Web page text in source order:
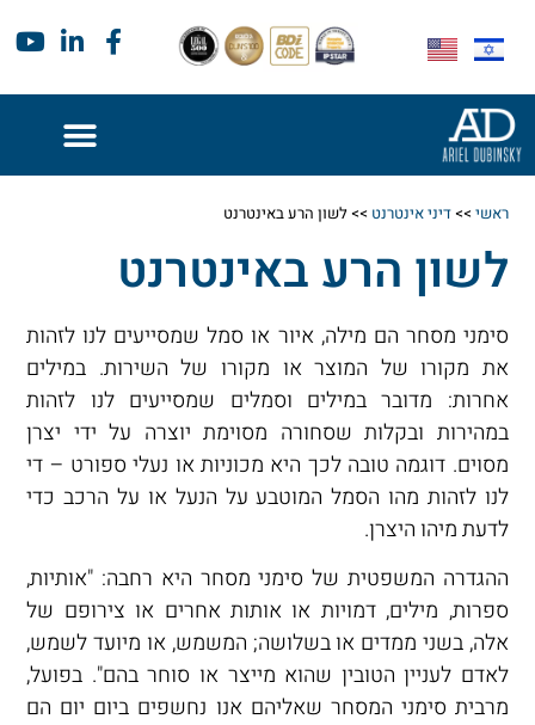
ראשי >>דיני אינטרנט >>לשון הרע באינטרנט
לשון הרע באינטרנט
סימני מסחר הם מילה, איור או סמל שמסייעים לנו לזהות
את מקורו של המוצר או מקורו של השירות. במילים
אחרות: מדובר במילים וסמלים שמסייעים לנו לזהות
במהירות ובקלות שסחורה מסוימת יוצרה על ידי יצרן
מסוים. דוגמה טובה לכך היא מכוניות או נעלי ספורט – די
לנו לזהות מהו הסמל המוטבע על הנעל או על הרכב כדי
לדעת מיהו היצרן.
ההגדרה המשפטית של סימני מסחר היא רחבה: "אותיות,
ספרות, מילים, דמויות או אותות אחרים או צירופם של
אלה, בשני ממדים או בשלושה; המשמש, או מיועד לשמש,
לאדם לעניין הטובין שהוא מייצר או סוחר בהם". בפועל,
מרבית סימני המסחר שאליהם אנו נחשפים ביום יום הם